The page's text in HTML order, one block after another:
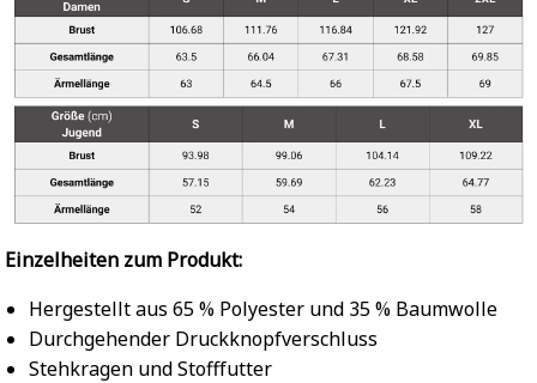
Einzelheiten zum Produkt:
Hergestellt aus 65 % Polyester und 35 % Baumwolle
Durchgehender Druckknopfverschluss
Stehkragen und Stofffutter